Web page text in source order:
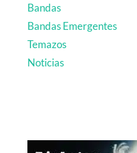
Bandas
Bandas Emergentes
Temazos
Noticias